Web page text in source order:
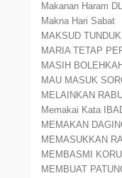
Makanan Haram
Makna Hari Sabat
MAKSUD
MARIA TETAP
MASIH
MAU MASUK
MELAINKAN
Memakai Kata
MEMAKAN
MEMASUKKAN
MEMBASMI
MEMBUAT